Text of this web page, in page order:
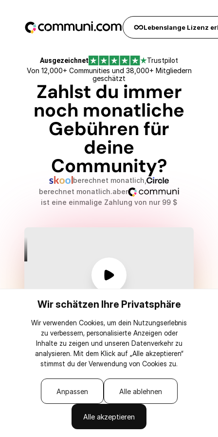
Lebenslange Lizenz
Ausgezeichnet Trustpilot
Von 12,000+ Communities und 38,000+ Mitgliedern
geschätzt
Zahlst du immer
noch monatliche
Gebühren für
deine
Community?
berechnet monatlich,
berechnet monatlich.aber
ist eine einmalige Zahlung von nur 99 $
Nachricht vom CEO ansehen
Einmalige Zahlung 0 % Transaktionsgebühren
Wir schätzen Ihre Privatsphäre
Wir verwenden Cookies, um dein Nutzungserlebnis
zu verbessern, personalisierte Anzeigen oder
Inhalte zu zeigen und unseren Datenverkehr zu
analysieren. Mit dem Klick auf „Alle akzeptieren“
stimmst du der Verwendung von Cookies zu.
Anpassen Alle ablehnen
Alle akzeptieren